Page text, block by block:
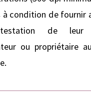
à condition de fournir
de leur
ou propriétaire